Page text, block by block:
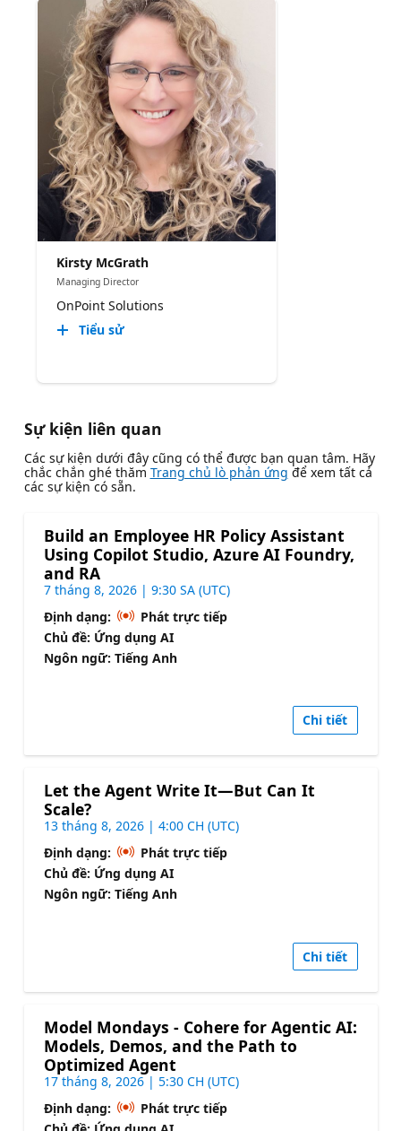
Kirsty McGrath
Managing Director
OnPoint Solutions
Tiểu sử
Sự kiện liên quan
Các sự kiện dưới đây cũng có thể được bạn quan tâm. Hãy
chắc chắn ghé thăm Trang chủ lò phản ứng để xem tất cả
các sự kiện có sẵn.
Build an Employee HR Policy Assistant
Using Copilot Studio, Azure AI Foundry,
and RA
7 tháng 8, 2026 | 9:30 SA (UTC)
Định dạng:
Phát trực tiếp
Chủ đề: Ứng dụng AI
Ngôn ngữ: Tiếng Anh
Chi tiết
Let the Agent Write It—But Can It
Scale?
13 tháng 8, 2026 | 4:00 CH (UTC)
Định dạng:
Phát trực tiếp
Chủ đề: Ứng dụng AI
Ngôn ngữ: Tiếng Anh
Chi tiết
Model Mondays - Cohere for Agentic AI:
Models, Demos, and the Path to
Optimized Agent
17 tháng 8, 2026 | 5:30 CH (UTC)
Định dạng:
Phát trực tiếp